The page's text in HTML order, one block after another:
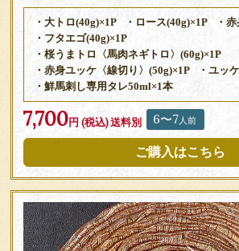
・大トロ(40g)×1P ・ロース(40g)×1P
・
・フタエゴ(40g)×1P
・桜うまトロ〈馬肉ネギトロ〉(60g)×1P
・赤身ユッケ〈線切り〉(50g)×1P
・ユッ
・鮮馬刺し専用タレ50ml×1本
7,700円 (税込)送料別 6〜7人前
ご購入はこちら